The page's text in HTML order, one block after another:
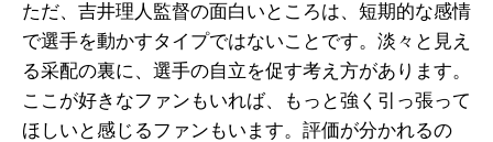
ただ、吉井理人監督の面白いところは、短期的な感情
で選手を動かすタイプではないことです。淡々と見え
る采配の裏に、選手の自立を促す考え方があります。
ここが好きなファンもいれば、もっと強く引っ張って
ほしいと感じるファンもいます。評価が分かれるの